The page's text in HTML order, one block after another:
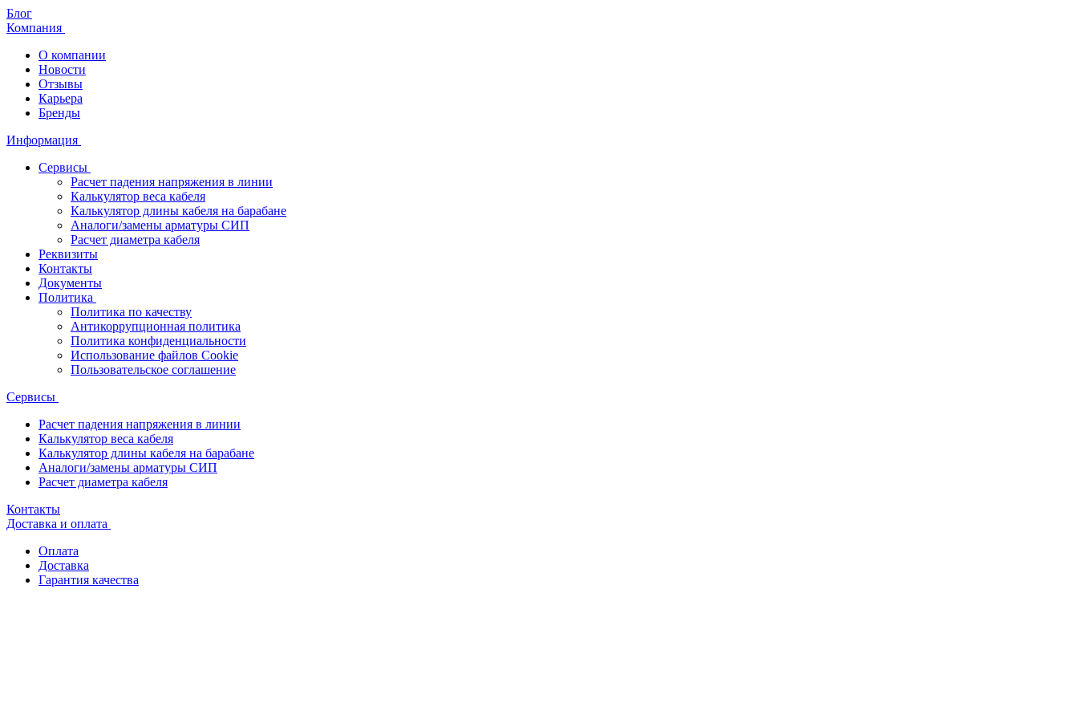
Блог
Компания
О компании
Новости
Отзывы
Карьера
Бренды
Информация
Сервисы
Расчет падения напряжения в линии
Калькулятор веса кабеля
Калькулятор длины кабеля на барабане
Аналоги/замены арматуры СИП
Расчет диаметра кабеля
Реквизиты
Контакты
Документы
Политика
Политика по качеству
Антикоррупционная политика
Политика конфиденциальности
Использование файлов Cookie
Пользовательское соглашение
Сервисы
Расчет падения напряжения в линии
Калькулятор веса кабеля
Калькулятор длины кабеля на барабане
Аналоги/замены арматуры СИП
Расчет диаметра кабеля
Контакты
Доставка и оплата
Оплата
Доставка
Гарантия качества